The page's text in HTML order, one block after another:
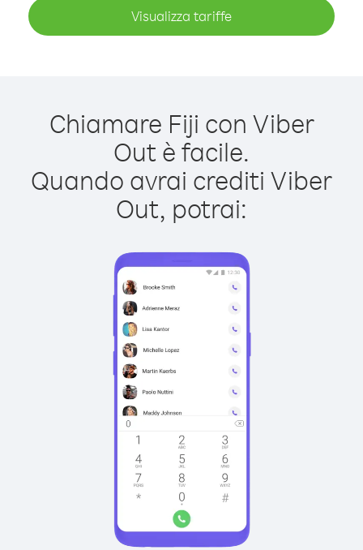
Visualizza tariffe
Chiamare Fiji con Viber
Out è facile.
Quando avrai crediti Viber
Out, potrai: